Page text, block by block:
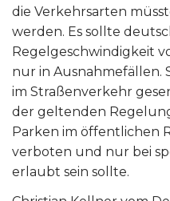
die Verkehrsarten
werden. Es sollte
Regelgeschwindigkeit
nur in Ausnahmefällen.
im Straßenverkehr
der geltenden
Parken im öffentlichen
verboten und nur bei
erlaubt sein sollte.